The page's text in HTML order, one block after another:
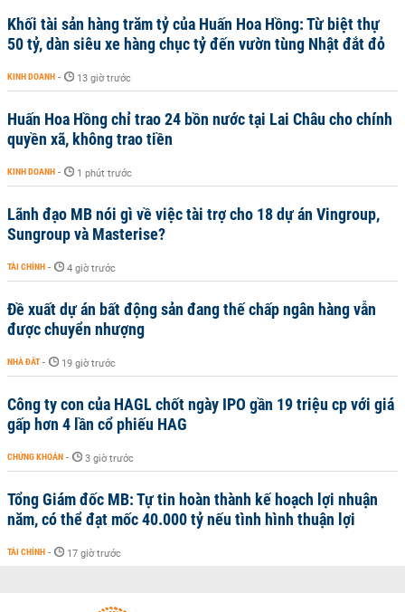
Khối tài sản hàng trăm tỷ của Huấn Hoa Hồng: Từ biệt thự
50 tỷ, dàn siêu xe hàng chục tỷ đến vườn tùng Nhật đắt đỏ
KINH DOANH - 13 giờ trước
Huấn Hoa Hồng chỉ trao 24 bồn nước tại Lai Châu cho chính
quyền xã, không trao tiền
KINH DOANH - 1 phút trước
Lãnh đạo MB nói gì về việc tài trợ cho 18 dự án Vingroup,
Sungroup và Masterise?
TÀI CHÍNH - 4 giờ trước
Đề xuất dự án bất động sản đang thế chấp ngân hàng vẫn
được chuyển nhượng
NHÀ ĐẤT - 19 giờ trước
Công ty con của HAGL chốt ngày IPO gần 19 triệu cp với giá
gấp hơn 4 lần cổ phiếu HAG
CHỨNG KHOÁN - 3 giờ trước
Tổng Giám đốc MB: Tự tin hoàn thành kế hoạch lợi nhuận
năm, có thể đạt mốc 40.000 tỷ nếu tình hình thuận lợi
TÀI CHÍNH - 17 giờ trước